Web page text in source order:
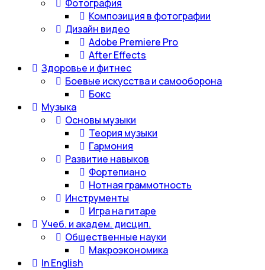
Фотография
Композиция в фотографии
Дизайн видео
Adobe Premiere Pro
After Effects
Здоровье и фитнес
Боевые искусства и самооборона
Бокс
Музыка
Основы музыки
Теория музыки
Гармония
Развитие навыков
Фортепиано
Нотная граммотность
Инструменты
Игра на гитаре
Учеб. и академ. дисцип.
Общественные науки
Макроэкономика
In English